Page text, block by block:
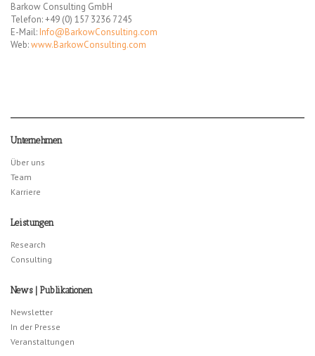
Barkow Consulting GmbH
Telefon: +49 (0) 157 3236 7245
E-Mail: Info@BarkowConsulting.com
Web:www.BarkowConsulting.com
Unternehmen
Über uns
Team
Karriere
Leistungen
Research
Consulting
News | Publikationen
Newsletter
In der Presse
Veranstaltungen